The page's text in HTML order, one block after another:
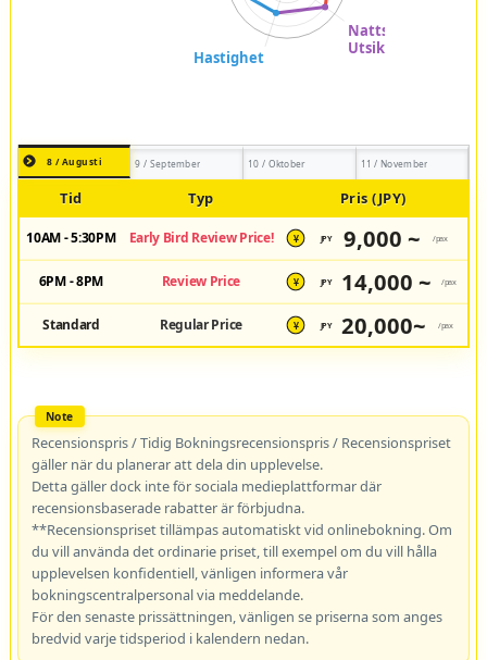
8 / Augusti 9 / September 10 / Oktober 11 / November
Tid Typ Pris (JPY)
10AM - 5:30PM Early Bird Review Price! ¥ JPY 9,000 ~ /pax
6PM - 8PM Review Price ¥ JPY 14,000 ~ /pax
Standard Regular Price ¥ JPY 20,000~ /pax
Recensionspris / Tidig Bokningsrecensionspris / Recensionspriset
gäller när du planerar att dela din upplevelse.
Detta gäller dock inte för sociala medieplattformar där
recensionsbaserade rabatter är förbjudna.
**Recensionspriset tillämpas automatiskt vid onlinebokning. Om
du vill använda det ordinarie priset, till exempel om du vill hålla
upplevelsen konfidentiell, vänligen informera vår
bokningscentralpersonal via meddelande.
För den senaste prissättningen, vänligen se priserna som anges
bredvid varje tidsperiod i kalendern nedan.